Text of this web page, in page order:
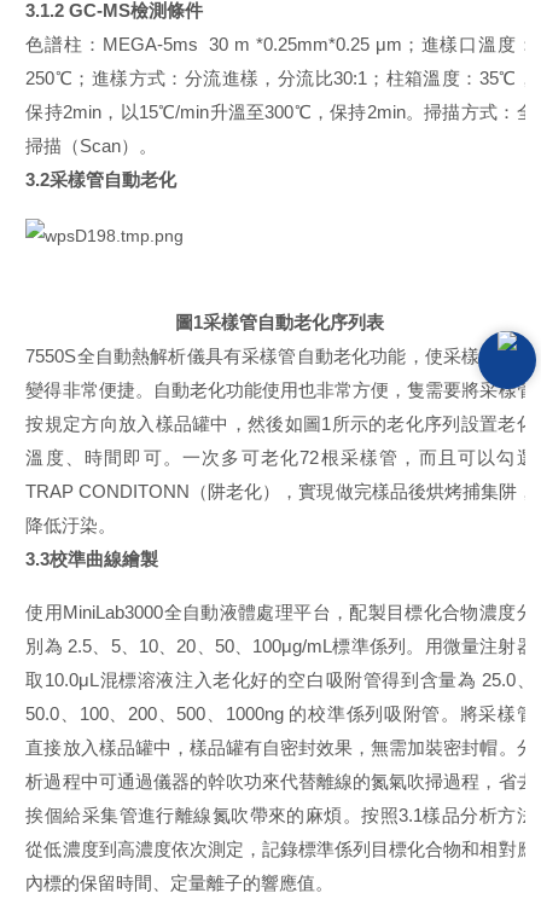
3.1.2 GC-MS檢測條件
色譜柱： MEGA-5ms 30 m *0.25mm*0.25 μm ；進樣口溫度：
250℃ ；進樣方式：分流進樣，分流比30:1 ；柱箱溫度： 35℃ ，
保持2min，以15℃/min升溫至300℃ ，保持2min。掃描方式：全
掃描（Scan）。
3.2采樣管自動老化
圖1采樣管自動老化序列表
7550S全自動熱解析儀具有采樣管自動老化功能，使采樣管老化
變得非常便捷。自動老化功能使用也非常方便，隻需要將采樣管
按規定方向放入樣品罐中，然後如圖1 所示的老化序列設置老化
溫度、時間即可。一次多可老化72根采樣管，而且可以勾選
TRAP CONDITONN （阱老化），實現做完樣品後烘烤捕集阱，
降低汙染。
3.3校準曲線繪製
使用MiniLab3000全自動液體處理平台，配製目標化合物濃度分
別為 2.5 5、 10、 20 50、 100μg/mL標準係列。用微量注射器
取 10.0μL混標溶液注入老化好的空白吸附管得到含量為 25.0、
50.0
100、 200 500 1000ng 的校準係列吸附管。將采樣管
直接放入樣品罐中，樣品罐有自密封效果，無需加裝密封帽。分
析過程中可通過儀器的幹吹功來代替離線的氮氣吹掃過程，省去
挨個給采集管進行離線氮吹帶來的麻煩。按照3.1樣品分析方法
從低濃度到高濃度依次測定，記錄標準係列目標化合物和相對應
內標的保留時間、定量離子的響應值。